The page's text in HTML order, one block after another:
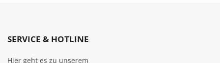
SERVICE & HOTLINE
Hier geht es zu unserem